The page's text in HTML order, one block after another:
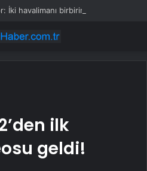
ilk
geldi!